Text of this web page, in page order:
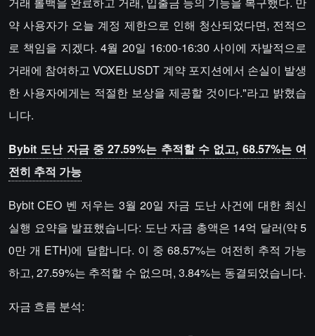
약 사용자가 오늘 계정 제한으로 인해 청산되었다면, 전적으
로 책임을 지겠다. 4월 20일 16:00-16:30 사이에 자발적으로
거래에 참여하고 VOXELUSDT 계약 포지션에서 손실이 발생
한 사용자에게는 적절한 보상을 제공할 것이다."라고 밝혔습
니다.
Bybit 도난 자금 중 27.59%는 추적할 수 없고, 68.57%는 여
전히 추적 가능
Bybit CEO 벤 저우는 3월 20일 자금 도난 사건에 대한 최신
실행 요약을 발표했습니다: 도난 자금 총액은 14억 달러(약 5
0만 개 ETH)에 달합니다. 이 중 68.57%는 여전히 추적 가능
하고, 27.59%는 추적할 수 없으며, 3.84%는 동결되었습니다.
자금 흐름 분석: